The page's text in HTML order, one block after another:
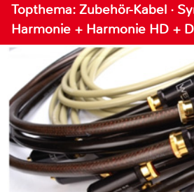
Topthema: Zubehör-Kabel ·
Harmonie + Harmonie HD +